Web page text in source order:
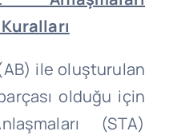
ile oluşturulan
olduğu için
(STA)